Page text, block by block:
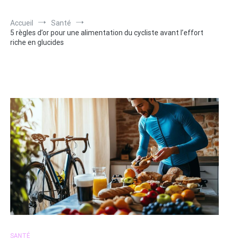
Accueil
Santé
5 règles d’or pour une alimentation du cycliste avant l’effort
riche en glucides
SANTÉ